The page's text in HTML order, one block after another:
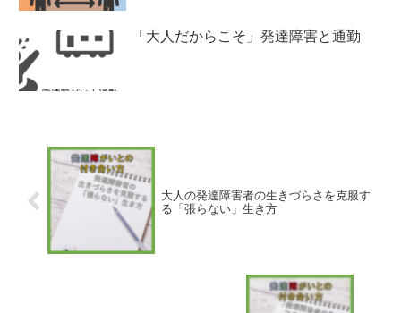
「大人だからこそ」発達障害と通勤
大人の発達障害者の生きづらさを克服す
る「張らない」生き方